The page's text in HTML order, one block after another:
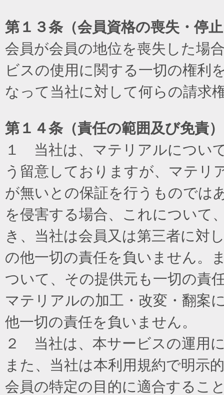
第１３条（会員資格の喪失・停
会員が会員の地位を喪失した場
ビスの使用に関する一切の権利
なって当社に対して何らの請求
第１４条（責任の範囲及び免責）
１ 当社は、マテリアルについ
う留意しておりますが、マテリ
が無いとの保証を行うものでは
を侵害する場合、これについて
き、当社は会員又は第三者に対
の他一切の責任を負いません。
ついて、その提供元も一切の責
マテリアルの加工・改変・翻案
他一切の責任を負いません。
２ 当社は、本サービスの運用
また、当社は本利用規約で明示
会員の特定の目的に適合するこ